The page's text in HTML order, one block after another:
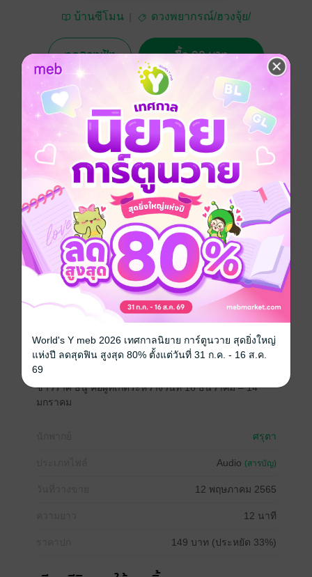
บ้านซีโมน
ดวงพยากรณ์/ฮวงจุ้ย/
ทดลองฟัง ซื้อ 99 บาท
No Rating
อยากได้ ซื้อเป็นของขวัญ ติดตาม
ราศีพิจิกและราศีธนู ดวงการงาน การเงิน โชคลาภ ความ
รัก จะเป็นยังไง จะปังขนาดไหน มาฟังคำพยากรณ์กันเลย
คะ
หนังสือเสียงเล่มนี้ เป็นการทำนายดวงชะตาเดือน
พฤษภาคมปี 2565 ของชาวราศีพิจิก และ ชาวราศีธนู โดย
จะใช้โหราศาสตร์ไทยในการพยากรณ์ การทำนายดวง
ชะตาในเดือนพฤษภาคมนี้ เป็นเพียงภาพรวมของชาวราศี
พิจิก และชาวราศีธนูเท่านั้น
ชาวราศีพิจิกคือผู้ที่เกิดระหว่างวันที่ 16 พฤศจิกายน – 15
ธันวาคม ส่วน
ชาวราศี ธนู คือผู้ที่เกิดระหว่างวันที่ 16 ธันวาคม – 14
มกราคม
ศรุตา
Audio (สารบัญ)
12 พฤษภาคม 2565
12 นาที
149 บาท (ประหยัด 33%)
World's Y meb 2026 เทศกาลนิยาย การ์ตูนวาย สุดยิ่งใหญ่
แห่งปี ลดสุดฟิน สูงสุด 80% ตั้งแต่วันที่ 31 ก.ค. - 16 ส.ค.
69